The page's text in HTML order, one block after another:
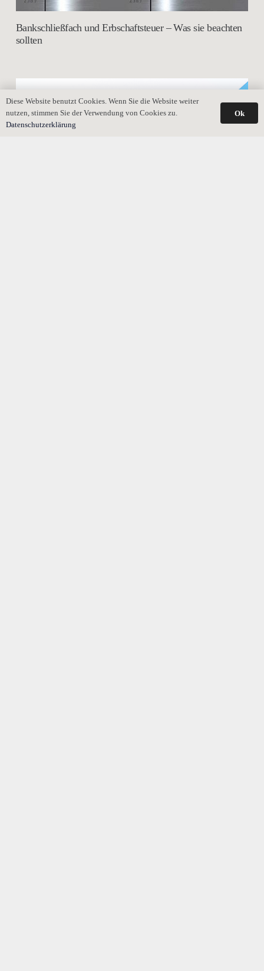
Bankschließfach und Erbschaftsteuer – Was sie beachten
sollten
Diese Website benutzt Cookies. Wenn Sie die Website weiter
nutzen, stimmen Sie der Verwendung von Cookies zu.
Datenschutzerklärung
Ok